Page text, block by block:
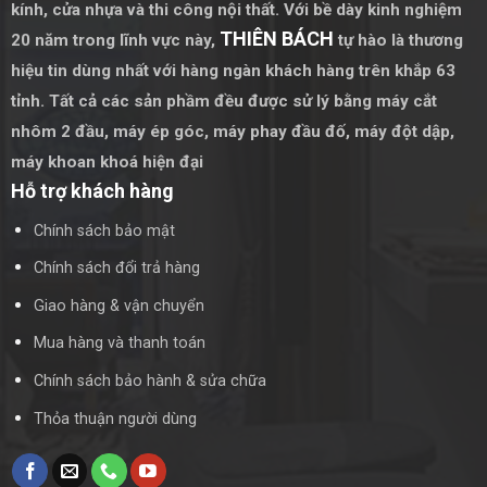
Vách kính uốn cong kết hợp cửa trượt hai cánh là giải pháp
tuyệt vời cho mọi không gian văn phòng, mang lại vẻ đẹp
hiện đại, tối ưu hóa ánh sáng tự nhiên và tăng tính linh hoạt
cho không gian làm việc. Đầu tư vào giải pháp này không chỉ
hiệu quả công việc trong một môi trường làm việc chuyên
nghiệp và thoải mái
kính, cửa nhựa và thi công nội thất. Với bề dày kinh nghiệm
20 năm trong lĩnh vực này, THIÊN BÁCH tự hào là thương
hiệu tin dùng nhất với hàng ngàn khách hàng trên khắp 63
tỉnh. Tất cả các sản phầm đều được sử lý bằng máy cắt
nhôm 2 đầu, máy ép góc, máy phay đầu đố, máy đột dập,
máy khoan khoá hiện đại
Hỗ trợ khách hàng
Chính sách bảo mật
Chính sách đổi trả hàng
Giao hàng & vận chuyển
Mua hàng và thanh toán
Chính sách bảo hành & sửa chữa
Thỏa thuận người dùng